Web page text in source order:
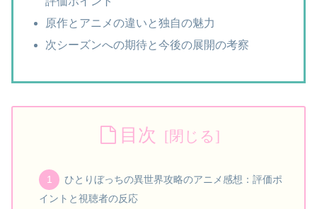
原作とアニメの違いと独自の魅力
次シーズンへの期待と今後の展開の考察
目次
ひとりぼっちの異世界攻略のアニメ感想：評価ポ
イントと視聴者の反応